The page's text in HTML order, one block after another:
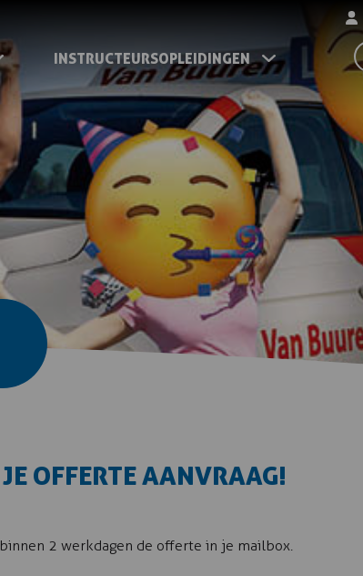
INSTRUCTEURSOPLEIDINGEN
OFFERTE AANVRAAG!
2 werkdagen de offerte in je mailbox.